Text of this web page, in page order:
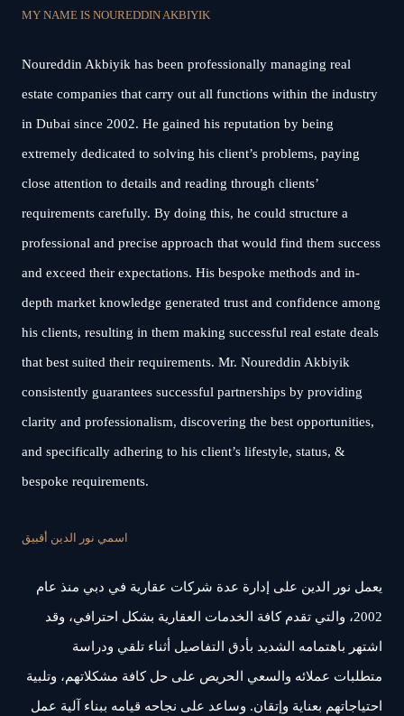
MY NAME IS NOUREDDIN AKBIYIK
Noureddin Akbiyik has been professionally managing real
estate companies that carry out all functions within the industry
in Dubai since 2002. He gained his reputation by being
extremely dedicated to solving his client’s problems, paying
close attention to details and reading through clients’
requirements carefully. By doing this, he could structure a
professional and precise approach that would find them success
and exceed their expectations. His bespoke methods and in-
depth market knowledge generated trust and confidence among
his clients, resulting in them making successful real estate deals
that best suited their requirements. Mr. Noureddin Akbiyik
consistently guarantees successful partnerships by providing
clarity and professionalism, discovering the best opportunities,
and specifically adhering to his client’s lifestyle, status, &
bespoke requirements.
اسمي نور الدين أقبيق
يعمل نور الدين على إدارة عدة شركات عقارية في دبي منذ عام
2002، والتي تقدم كافة الخدمات العقارية بشكل احترافي، وقد
اشتهر باهتمامه الشديد بأدق التفاصيل أثناء تلقي ودراسة
متطلبات عملائه والسعي الحريص على حل كافة مشكلاتهم، وتلبية
احتياجاتهم بعناية وإتقان. وساعد على نجاحه قيامه ببناء آلية عمل